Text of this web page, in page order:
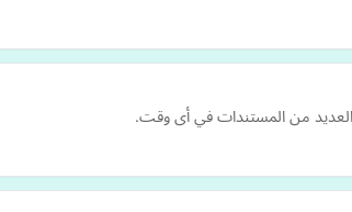
العديد من المستندات في أى وقت.